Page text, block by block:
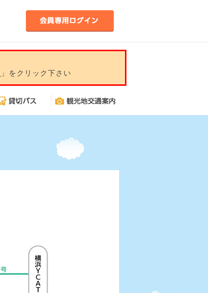
」をクリック下さい